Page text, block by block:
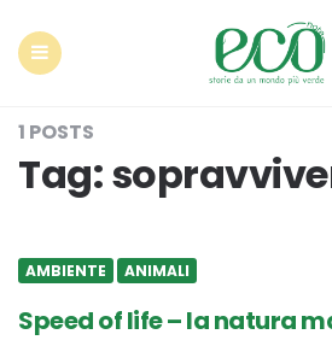
1 POSTS
Tag:
AMBIENTE ANIMALI
Speed of life – la natura